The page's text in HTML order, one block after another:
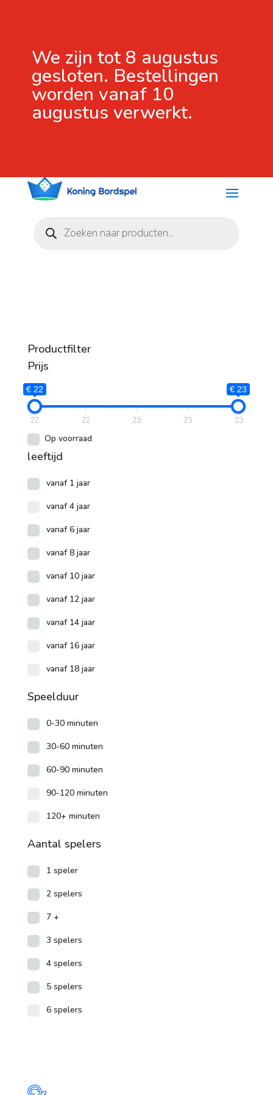
We zijn tot 8 augustus
gesloten. Bestellingen
worden vanaf 10
augustus verwerkt.
zoeken
Productfilter
Prijs
€ 22 € 23
22 22 23 23 23
Op voorraad
leeftijd
vanaf 1 jaar
vanaf 4 jaar
vanaf 6 jaar
vanaf 8 jaar
vanaf 10 jaar
vanaf 12 jaar
vanaf 14 jaar
vanaf 16 jaar
vanaf 18 jaar
Speelduur
0-30 minuten
30-60 minuten
60-90 minuten
90-120 minuten
120+ minuten
Aantal spelers
1 speler
2 spelers
7 +
3 spelers
4 spelers
5 spelers
6 spelers